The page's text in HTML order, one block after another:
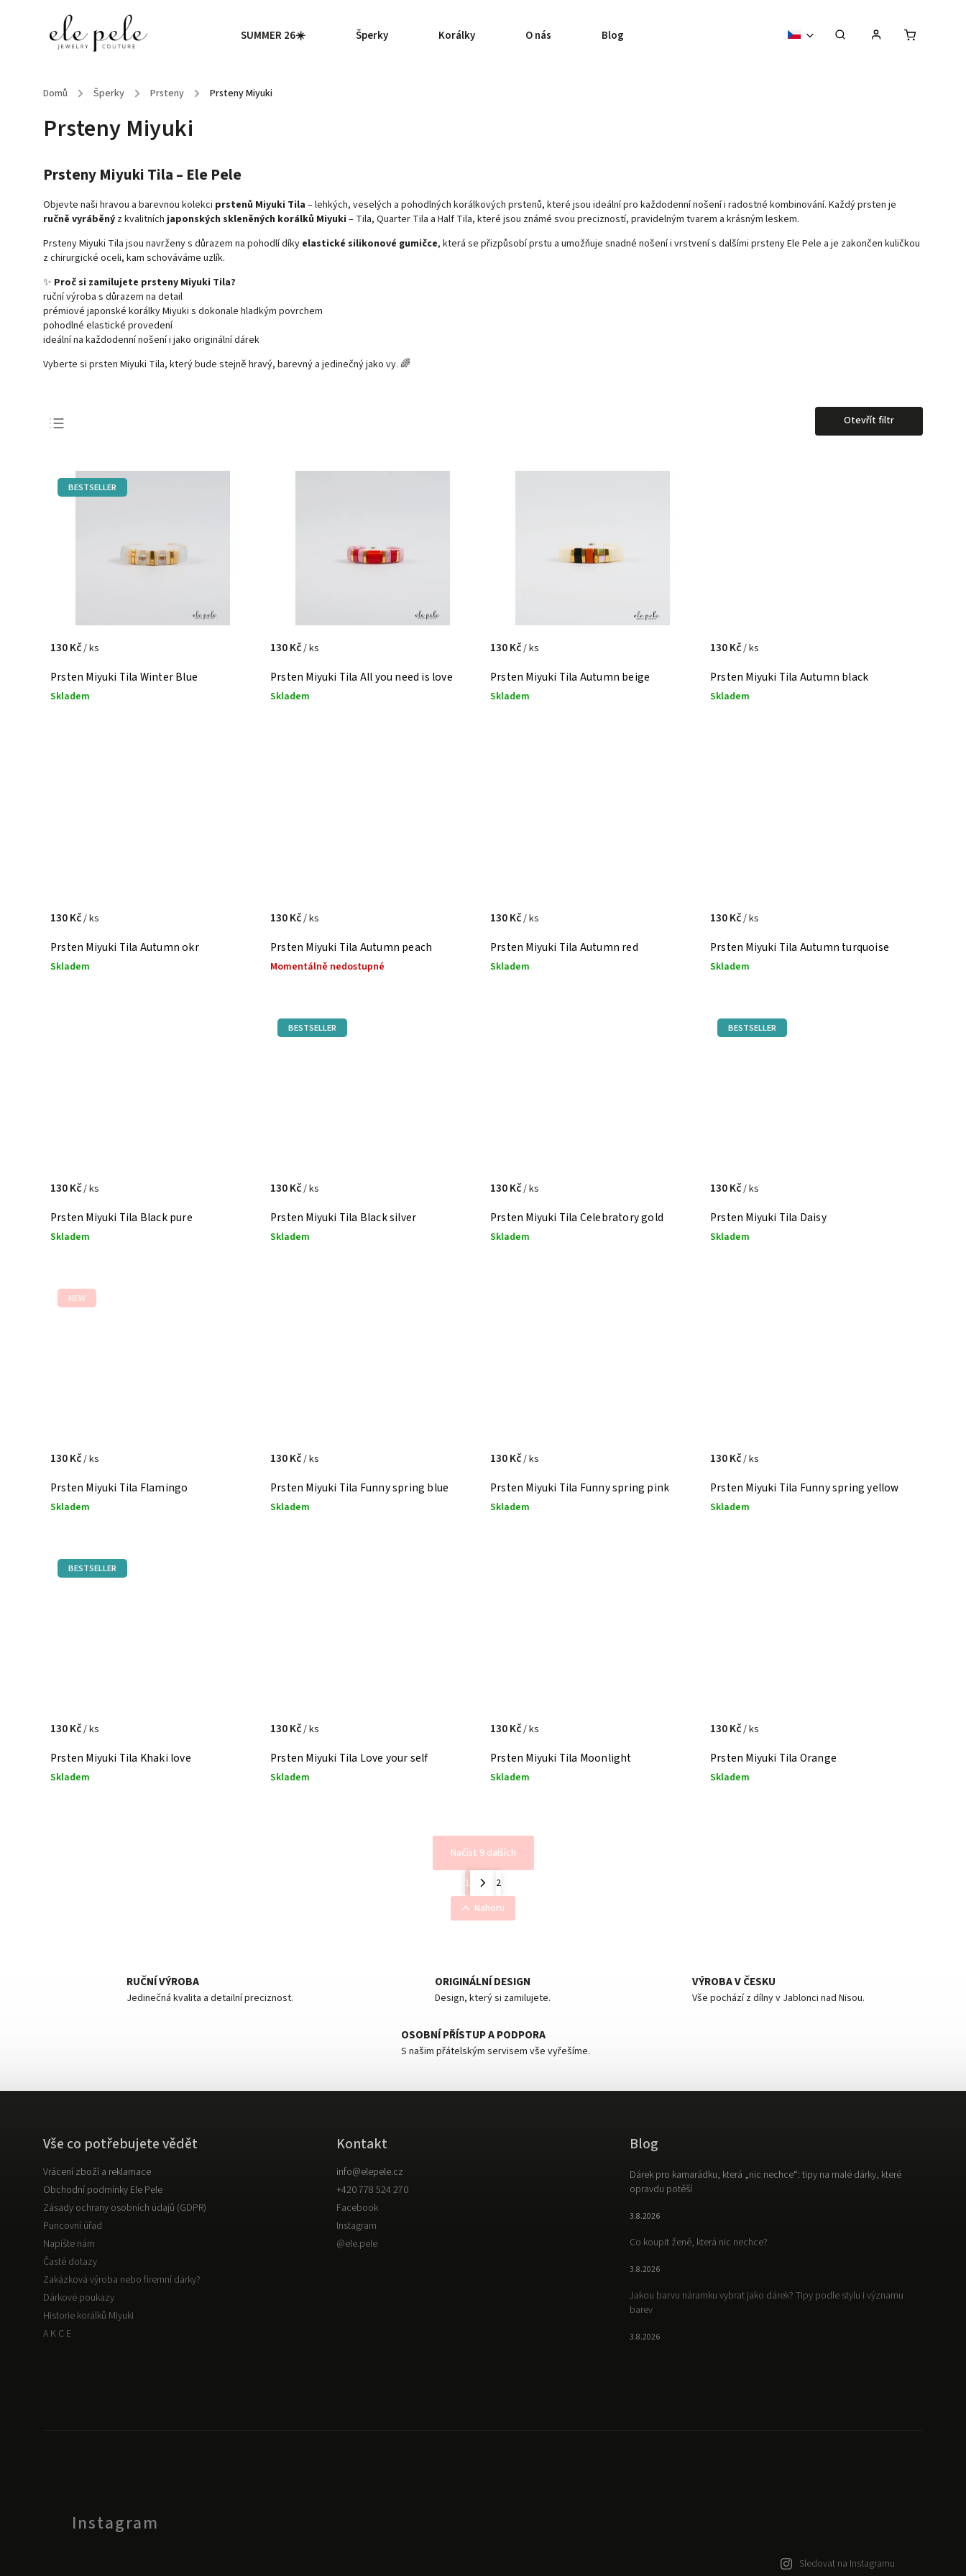
SUMMER 26☀️ Šperky Korálky O nás Blog
Domů / Šperky / Prsteny / Prsteny Miyuki
Prsteny Miyuki
Prsteny Miyuki Tila – Ele Pele
Objevte naši hravou a barevnou kolekci prstenů Miyuki Tila – lehkých, veselých a pohodlných korálkových prstenů, které jsou ideální pro každodenní nošení i radostné kombinování. Každý prsten je
ručně vyráběný z kvalitníchjaponských skleněných korálků Miyuki – Tila, Quarter Tila a Half Tila, které jsou známé svou precizností, pravidelným tvarem a krásným leskem.
Prsteny Miyuki Tila jsou navrženy s důrazem na pohodlí díky elastické silikonové gumičce, která se přizpůsobí prstu a umožňuje snadné nošení i vrstvení s dalšími prsteny Ele Pele a je zakončen kuličkou
z chirurgické oceli, kam schováváme uzlík.
✨ Proč si zamilujete prsteny Miyuki Tila?
ruční výroba s důrazem na detail
prémiové japonské korálky Miyuki s dokonale hladkým povrchem
pohodlné elastické provedení
ideální na každodenní nošení i jako originální dárek
Vyberte si prsten Miyuki Tila, který bude stejně hravý, barevný a jedinečný jako vy. 🌈
Nejlevnější
Nejdražší
Otevřít filtr
BESTSELLER
Prsten Miyuki Tila Winter Blue
Skladem
130 Kč/ ks
Prsten Miyuki Tila All you need is love
Skladem
130 Kč/ ks
Prsten Miyuki Tila Autumn beige
Skladem
130 Kč/ ks
Prsten Miyuki Tila Autumn black
Skladem
130 Kč/ ks
Prsten Miyuki Tila Autumn okr
Skladem
130 Kč/ ks
Prsten Miyuki Tila Autumn peach
Momentálně nedostupné
130 Kč/ ks
Prsten Miyuki Tila Autumn red
Skladem
130 Kč/ ks
Prsten Miyuki Tila Autumn turquoise
Skladem
130 Kč/ ks
Prsten Miyuki Tila Black pure
Skladem
130 Kč/ ks
BESTSELLER
Prsten Miyuki Tila Black silver
Skladem
130 Kč/ ks
Prsten Miyuki Tila Celebratory gold
Skladem
130 Kč/ ks
BESTSELLER
Prsten Miyuki Tila Daisy
Skladem
130 Kč/ ks
NEW
Prsten Miyuki Tila Flamingo
Skladem
130 Kč/ ks
Prsten Miyuki Tila Funny spring blue
Skladem
130 Kč/ ks
Prsten Miyuki Tila Funny spring pink
Skladem
130 Kč/ ks
Prsten Miyuki Tila Funny spring yellow
Skladem
130 Kč/ ks
BESTSELLER
Prsten Miyuki Tila Khaki love
Skladem
130 Kč/ ks
Prsten Miyuki Tila Love your self
Skladem
130 Kč/ ks
Prsten Miyuki Tila Moonlight
Skladem
130 Kč/ ks
Prsten Miyuki Tila Orange
Skladem
130 Kč/ ks
Načíst 9 dalších
1
2
Nahoru
RUČNÍ VÝROBA
Jedinečná kvalita a detailní preciznost.
ORIGINÁLNÍ DESIGN
Design, který si zamilujete.
VÝROBA V ČESKU
Vše pochází z dílny v Jablonci nad Nisou.
OSOBNÍ PŘÍSTUP A PODPORA
S našim přátelským servisem vše vyřešíme.
Vše co potřebujete vědět
Vrácení zboží a reklamace
Obchodní podmínky Ele Pele
Zásady ochrany osobních údajů (GDPR)
Puncovní úřad
Napište nám
Časté dotazy
Zakázková výroba nebo firemní dárky?
Dárkové poukazy
Historie korálků Miyuki
A K C E
Instagram
Sledovat na Instagramu
Kontakt
info@elepele.cz
+420 778 524 270
Facebook
Instagram
@ele.pele
Blog
Dárek pro kamarádku, která „nic nechce“: tipy na malé dárky, které
opravdu potěší
3.8.2026
Co koupit ženě, která nic nechce?
3.8.2026
Jakou barvu náramku vybrat jako dárek? Tipy podle stylu i významu
barev
3.8.2026